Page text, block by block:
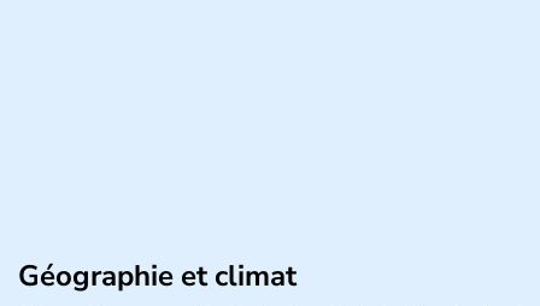
Géographie et climat